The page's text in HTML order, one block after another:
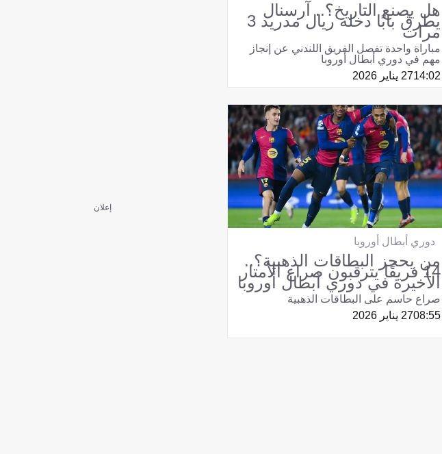
هل يصنع التاريخ؟.. آرسنال
يطرق بابًا دخله ريال مدريد 3
مرات
مباراة واحدة تفصل الفريق اللندني عن إنجاز
مهم في دوري أبطال أوروبا
14:0227 يناير 2026
دوري أبطال أوروبا
من يحجز البطاقات الذهبية؟..
14 فريقًا يترقبون صراع الأمتار
الأخيرة في دوري أبطال أوروبا
صراع حاسم على البطاقات الذهبية
08:5527 يناير 2026
إعلان